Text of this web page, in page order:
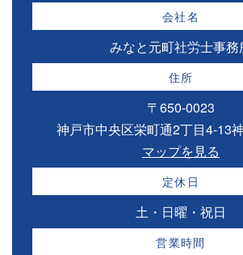
会社名
みなと元町社労士事務
住所
〒650-0023
神戸市中央区栄町通2丁目4-13
マップを見る
定休日
土・日曜・祝日
営業時間